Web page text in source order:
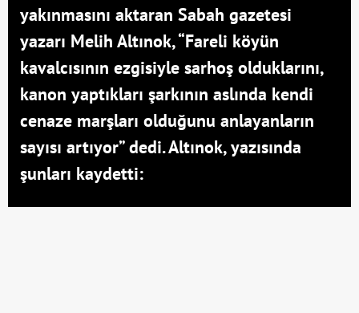
yakınmasını aktaran Sabah gazetesi
yazarı Melih Altınok, “Fareli köyün
kavalcısının ezgisiyle sarhoş olduklarını,
kanon yaptıkları şarkının aslında kendi
cenaze marşları olduğunu anlayanların
sayısı artıyor” dedi. Altınok, yazısında
şunları kaydetti: